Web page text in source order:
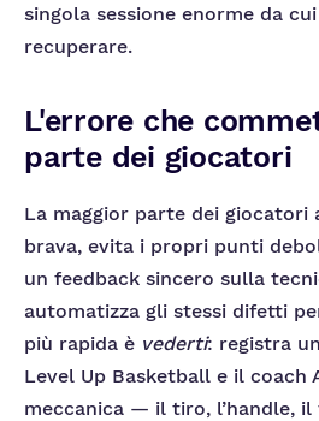
singola sessione enorme da
recuperare.
L'errore che
parte dei giocatori
La maggior parte dei giocatori
brava, evita i propri punti
un feedback sincero sulla
automatizza gli stessi difetti
più rapida è vederti: registra
Level Up Basketball e il coach
meccanica — il tiro, l’handle,